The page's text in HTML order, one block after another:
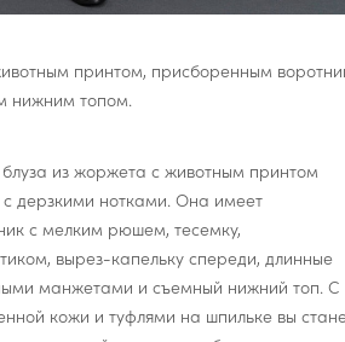
принтом, присборенным
нижним топом.
из жоржета с животным принтом
с дерзкими нотками. Она имеет
с мелким рюшем, тесемку,
вырез-капельку спереди, длинные
манжетами и съемный нижний топ. С
кожи и туфлями на шпильке вы